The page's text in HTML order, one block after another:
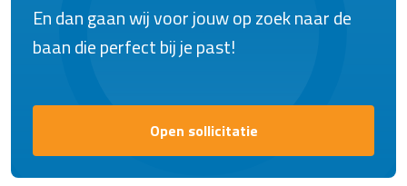
En dan gaan wij voor jouw op zoek naar de
baan die perfect bij je past!
Open sollicitatie